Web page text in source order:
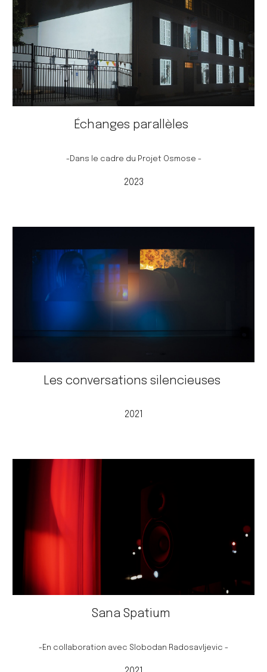
Échanges parallèles
-Dans le cadre du Projet Osmose -
2023
Les conversations silencieuses
2021
Sana Spatium
-En collaboration avec Slobodan Radosavljevic -